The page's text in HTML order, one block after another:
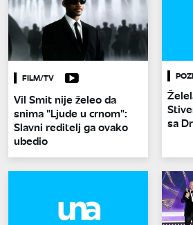
FILM/TV
Vil Smit nije želeo da
snima "Ljude u crnom":
Slavni reditelj ga ovako
ubedio
sa